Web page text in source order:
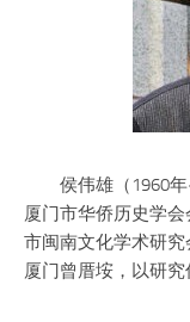
侯伟雄（1960年~
厦门市华侨历史学
市闽南文化学术研
厦门曾厝垵，以研究